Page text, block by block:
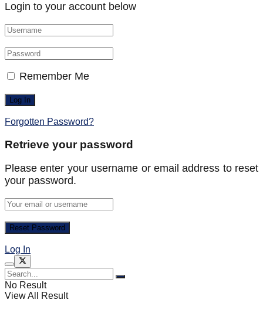
Login to your account below
Remember Me
Forgotten Password?
Retrieve your password
Please enter your username or email address to reset
your password.
Log In
No Result
View All Result